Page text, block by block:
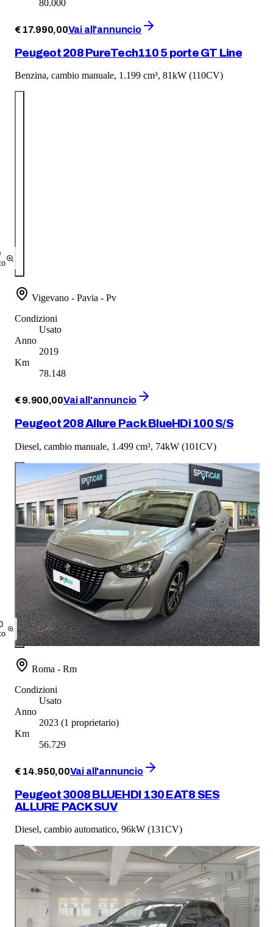
80.000
€ 17.990,00Vai all'annuncio
Peugeot 208 PureTech110 5 porte GT Line
Benzina, cambio manuale, 1.199 cm³, 81kW (110CV)
Vigevano - Pavia - Pv
Condizioni
Usato
Anno
2019
Km
78.148
€9.900,00Vai all'annuncio
Peugeot 208 Allure Pack BlueHDi 100 S/S
Diesel, cambio manuale, 1.499 cm³, 74kW (101CV)
Roma - Rm
Condizioni
Usato
Anno
2023 (1 proprietario)
Km
56.729
€ 14.950,00Vai all'annuncio
Peugeot 3008 BLUEHDI 130 EAT8 SES
ALLURE PACK SUV
Diesel, cambio automatico, 96kW (131CV)